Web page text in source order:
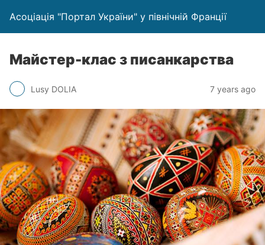
Асоціація "Портал України" у північній Франції
Майстер-клас з писанкарства
Lusy DOLIA 7 years ago